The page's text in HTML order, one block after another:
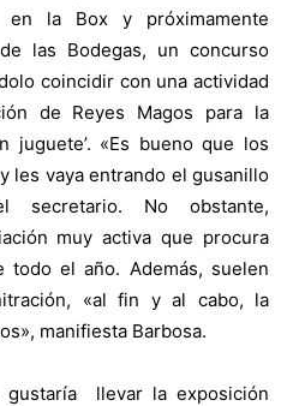
la Box y próximamente
las Bodegas, un concurso
coincidir con una actividad
de Reyes Magos para la
juguete’. «Es bueno que los
les vaya entrando el gusanillo
secretario. No obstante,
muy activa que procura
todo el año. Además, suelen
«al fin y al cabo, la
manifiesta Barbosa.
llevar la exposición